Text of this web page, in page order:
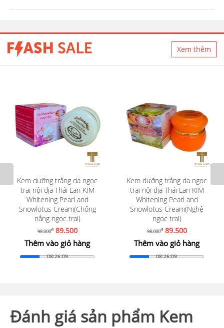
Xem thêm
Kem dưỡng trắng da ngọc
trai nội địa Thái Lan KIM
Whitening Pearl and
Snowlotus Cream(Chống
nắng ngọc trai)
98.000đ89.500
Thêm vào giỏ hàng
08:26:07
Kem dưỡng trắng da ngọc
trai nội địa Thái Lan KIM
Whitening Pearl and
Snowlotus Cream(Nghệ
ngọc trai)
98.000đ89.500
Thêm vào giỏ hàng
08:26:07
Đánh giá sản phẩm Kem